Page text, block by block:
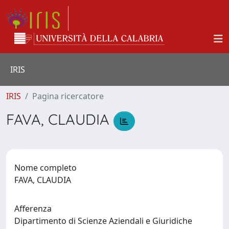
IRIS
IRIS Pagina ricercatore
FAVA, CLAUDIA
Nome completo
FAVA, CLAUDIA
Afferenza
Dipartimento di Scienze Aziendali e Giuridiche